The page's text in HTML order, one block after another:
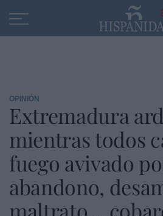
OPINIÓN
Extremadura
mientras todos
fuego avivado
abandono,